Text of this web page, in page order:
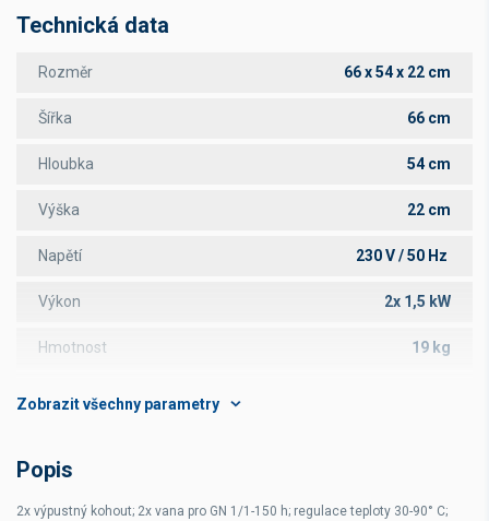
Technická data
Rozměr 66 x 54 x 22 cm
Šířka 66 cm
Hloubka 54 cm
Výška 22 cm
Napětí 230 V / 50 Hz
Výkon 2x 1,5 kW
Hmotnost 19 kg
Kapacita
Popis
2x výpustný kohout; 2x vana pro GN 1/1-150 h; regulace teploty 30-90° C;